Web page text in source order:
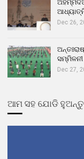
Dec 26,
Dec 27,
ଆମ ସହ ଯୋଡି ହୁଅନ୍ତୁ